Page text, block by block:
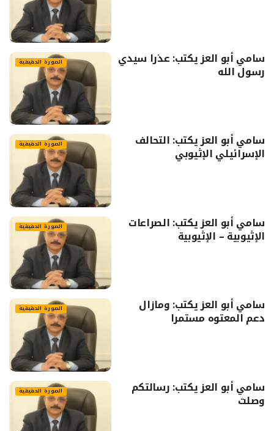
الصورة الحقيقية سامي أبو العز يكتب: عذرا سيدي
رسول الله
الصورة الحقيقية سامي أبو العز يكتب: التحالف
الإسرائيلي الإثيوبي
الصورة الحقيقية سامي أبو العز يكتب: الصراعات
الإثيوبية – الإثيوبية
الصورة الحقيقية سامي أبو العز يكتب: ومازال
دعم المعتوه مستمرا
الصورة الحقيقية سامي أبو العز يكتب: رسالتكم
وصلت